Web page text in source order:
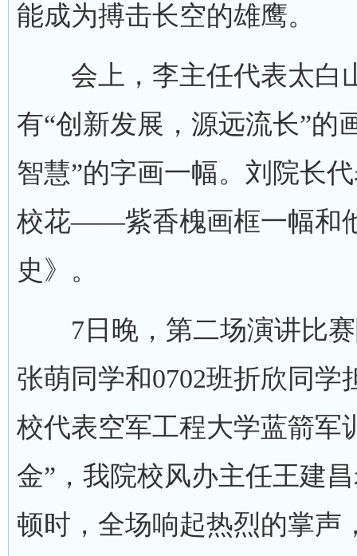
能成为搏击长空的雄鹰。
会上，李主任代表太白
有“创新发展，源远流长”的
智慧”的字画一幅。刘院长
校花——紫香槐画框一幅和
史》。
7日晚，第二场演讲比赛
张萌同学和0702班折欣同
校代表空军工程大学蓝箭军
金”，我院校风办主任王建
顿时，全场响起热烈的掌声